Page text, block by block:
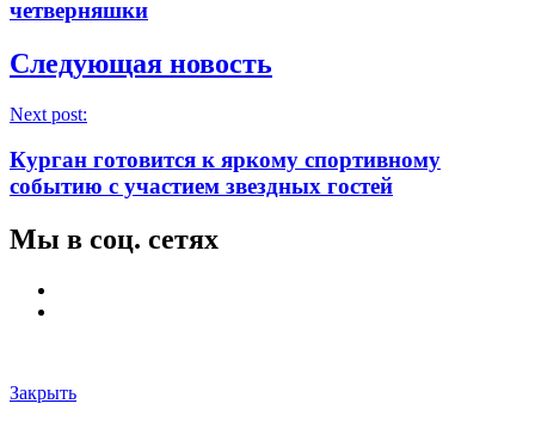
четверняшки
Следующая новость
Next post:
Курган готовится к яркому спортивному
событию с участием звездных гостей
Мы в соц. сетях
Закрыть